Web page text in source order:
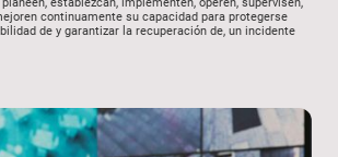
establezcan, implementen, operen, supervisen,
continuamente su capacidad para protegerse
de y garantizar la recuperación de, un incidente